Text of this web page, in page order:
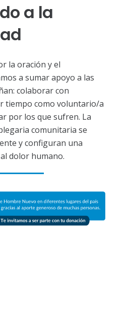
a la
la oración y el
a sumar apoyo a las
colaborar con
tiempo como voluntario/a
por los que sufren. La
comunitaria se
y configuran una
dolor humano.